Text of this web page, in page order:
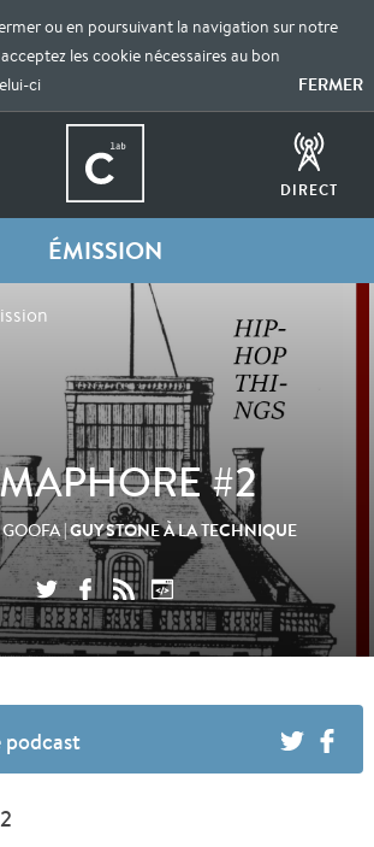
ou en poursuivant la navigation sur notre
les cookie nécessaires au bon
ci
FERMER
DIRECT
ÉMISSION
#2
GOOFA| GUY STONE À LA TECHNIQUE
podcast